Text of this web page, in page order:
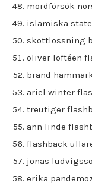
mordförsök
islamiska
skottlossning
oliver loftéen
brand
ariel winter
treutiger
ann linde
flashback
jonas
erika